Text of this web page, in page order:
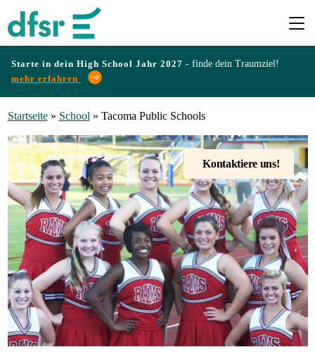
Starte in dein High School Jahr 2027 - finde dein Traumziel!
mehr erfahren
Programme
Infos
&
Erfahrungen
Preise
Gastfamilie
Startseite» School» Tacoma Public Schools
Kontaktiere uns!